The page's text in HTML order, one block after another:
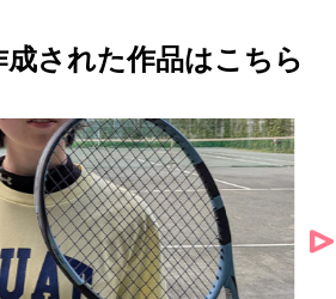
成された作品はこちら